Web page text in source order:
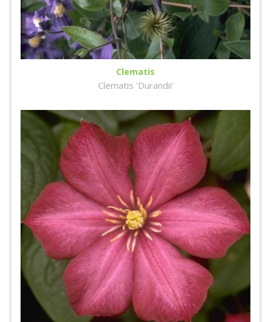
Clematis
Clematis 'Durandii'